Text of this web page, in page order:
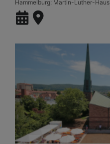
Hammelburg Martin-Luther-Haus